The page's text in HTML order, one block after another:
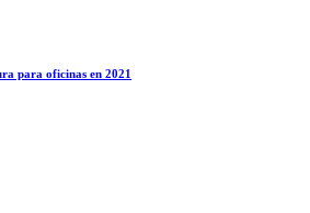
para oficinas en 2021